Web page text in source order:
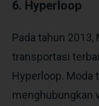
6. Hyperloop
Pada tahun
transportasi
Hyperloop. Moda
menghubungkan